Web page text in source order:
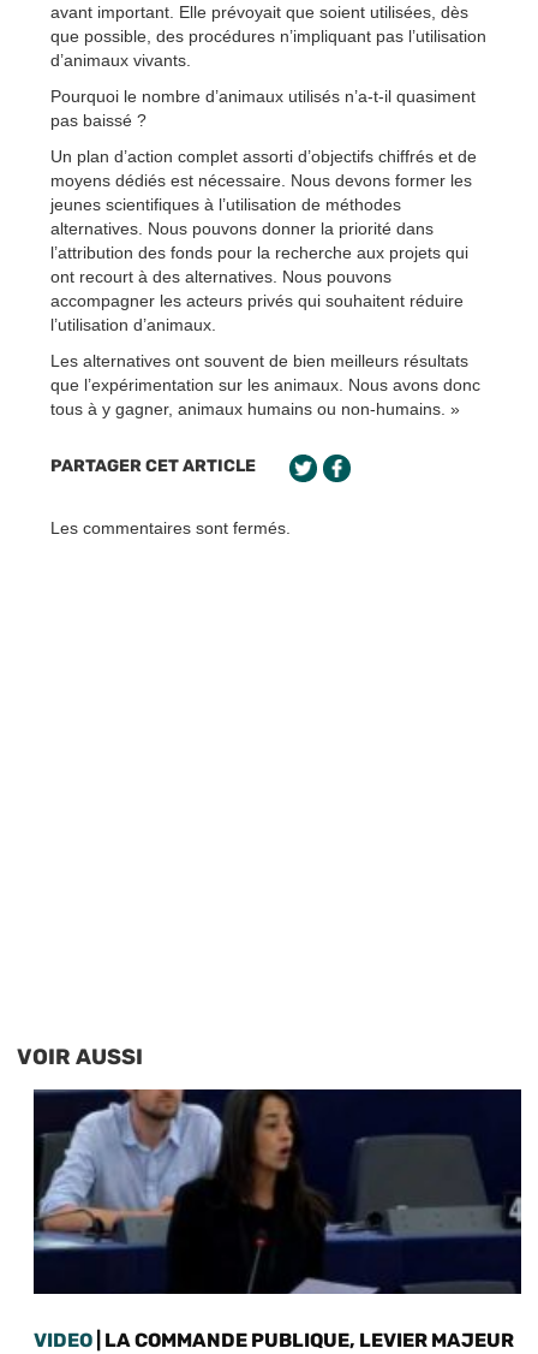
avant important. Elle prévoyait que soient utilisées, dès
que possible, des procédures n’impliquant pas l’utilisation
d’animaux vivants.
Pourquoi le nombre d’animaux utilisés n’a-t-il quasiment
pas baissé ?
Un plan d’action complet assorti d’objectifs chiffrés et de
moyens dédiés est nécessaire. Nous devons former les
jeunes scientifiques à l’utilisation de méthodes
alternatives. Nous pouvons donner la priorité dans
l’attribution des fonds pour la recherche aux projets qui
ont recourt à des alternatives. Nous pouvons
accompagner les acteurs privés qui souhaitent réduire
l’utilisation d’animaux.
Les alternatives ont souvent de bien meilleurs résultats
que l’expérimentation sur les animaux. Nous avons donc
tous à y gagner, animaux humains ou non-humains. »
PARTAGER CET ARTICLE
Les commentaires sont fermés.
VOIR AUSSI
VIDEO | LA COMMANDE PUBLIQUE, LEVIER MAJEUR